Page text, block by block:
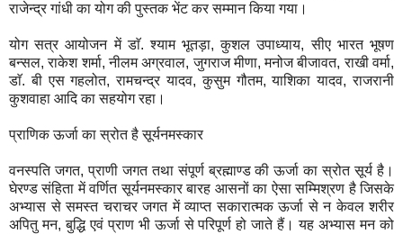
राजेन्द्र गांधी का योग की पुस्तक भेंट कर सम्मान किया गया।
योग सत्र आयोजन में डाॅ. श्याम भूतड़ा, कुशल उपाध्याय, सीए भारत भूषण
बन्सल, राकेश शर्मा, नीलम अग्रवाल, जुगराज मीणा, मनोज बीजावत, राखी वर्मा,
डाॅ. बी एस गहलोत, रामचन्द्र यादव, कुसुम गौतम, याशिका यादव, राजरानी
कुशवाहा आदि का सहयोग रहा।
प्राणिक ऊर्जा का स्रोत है सूर्यनमस्कार
वनस्पति जगत, प्राणी जगत तथा संपूर्ण ब्रह्माण्ड की ऊर्जा का स्रोत सूर्य है।
घेरण्ड संहिता में वर्णित सूर्यनमस्कार बारह आसनों का ऐसा सम्मिश्रण है जिसके
अभ्यास से समस्त चराचर जगत में व्याप्त सकारात्मक ऊर्जा से न केवल शरीर
अपितु मन, बुद्धि एवं प्राण भी ऊर्जा से परिपूर्ण हो जाते हैं। यह अभ्यास मन को